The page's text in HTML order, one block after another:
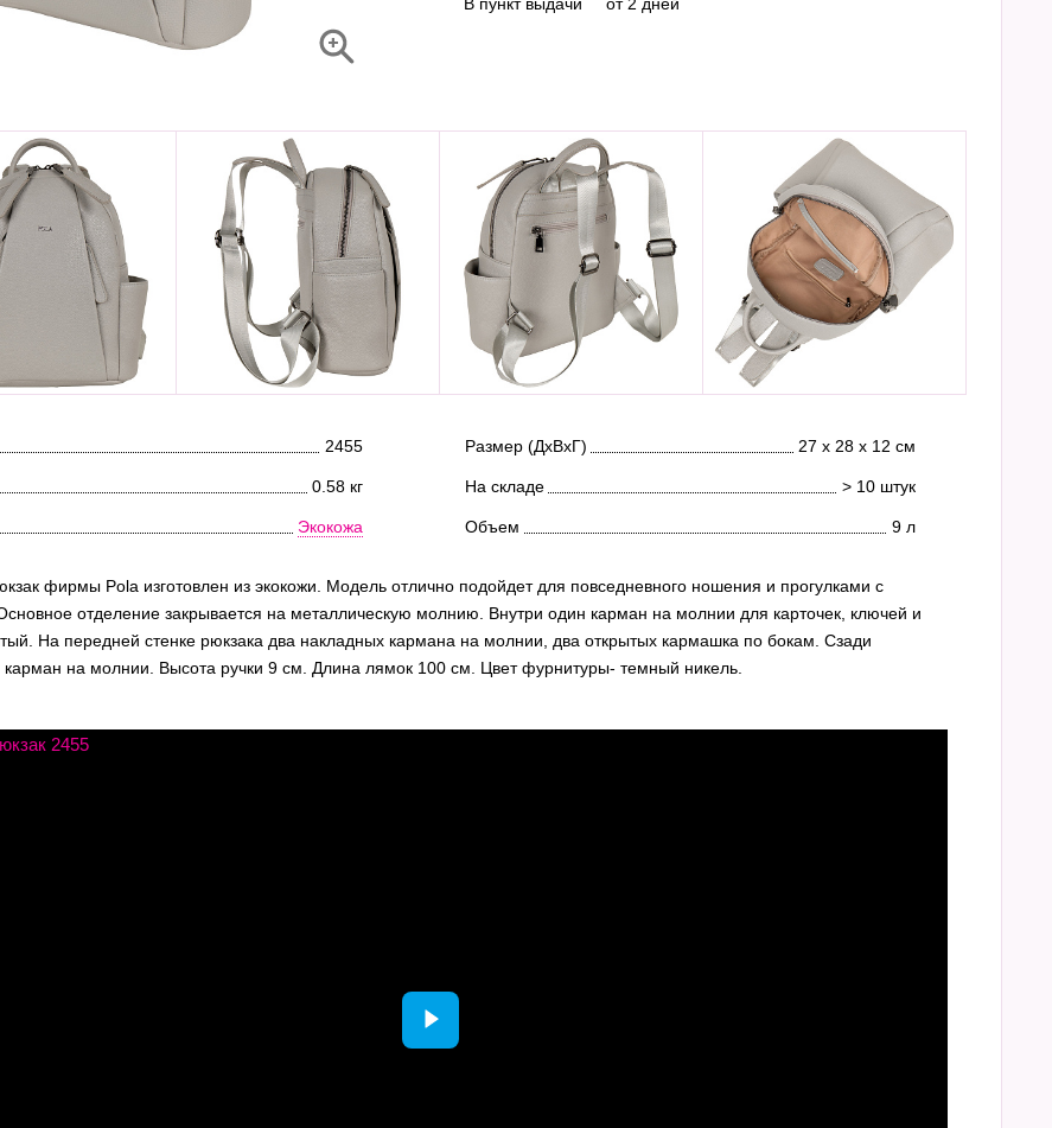
2455 Размер (ДхВхГ) 27 х 28 х 12 см
0.58 кг На складе > 10 штук
Экокожа Объем 9 л
фирмы Pola изготовлен из экокожи. Модель отлично подойдет для повседневного ношения и прогулками с
отделение закрывается на металлическую молнию. Внутри один карман на молнии для карточек, ключей и
На передней стенке рюкзака два накладных кармана на молнии, два открытых кармашка по бокам. Сзади
на молнии. Высота ручки 9 см. Длина лямок 100 см. Цвет фурнитуры- темный никель.